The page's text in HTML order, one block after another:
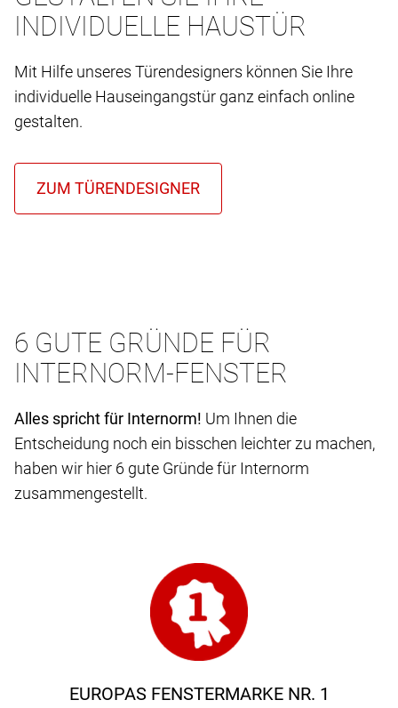
INDIVIDUELLE HAUSTÜR
Mit Hilfe unseres Türendesigners können Sie Ihre
individuelle Hauseingangstür ganz einfach online
gestalten.
6 GUTE GRÜNDE FÜR
INTERNORM-FENSTER
Alles spricht für Internorm! Um Ihnen die
Entscheidung noch ein bisschen leichter zu machen,
haben wir hier 6 gute Gründe für Internorm
zusammengestellt.
EUROPAS FENSTERMARKE NR. 1